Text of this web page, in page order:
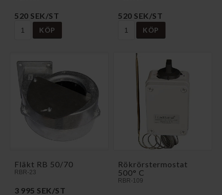
520 SEK/ST
KÖP
520 SEK/ST
KÖP
Fläkt RB 50/70
RBR-23
3 995 SEK/ST
Rökrörstermostat
500° C
RBR-109